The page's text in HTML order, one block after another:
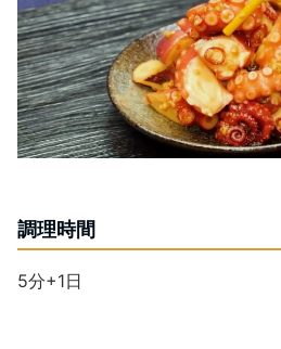
調理時間
5分+1日